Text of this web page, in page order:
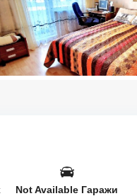
Not Available Гаражи